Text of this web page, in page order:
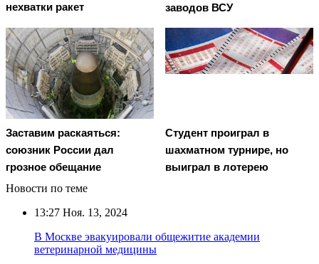
нехватки ракет
заводов ВСУ
Заставим раскаяться:
союзник России дал
грозное обещание
Студент проиграл в
шахматном турнире, но
выиграл в лотерею
Новости по теме
13:27 Ноя. 13, 2024
В Москве эвакуировали общежитие академии
ветеринарной медицины